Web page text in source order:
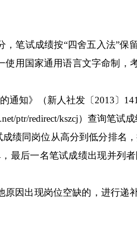
，笔试成绩按“四舍五入法”保
使用国家通用语言文字命制，
通知》（新人社发 〔 2013 〕
ptr/redirect/kszcj）查询笔试成
绩同岗位从高分到低分排名
最后一名笔试成绩出现并列者
因出现岗位空缺的，进行递